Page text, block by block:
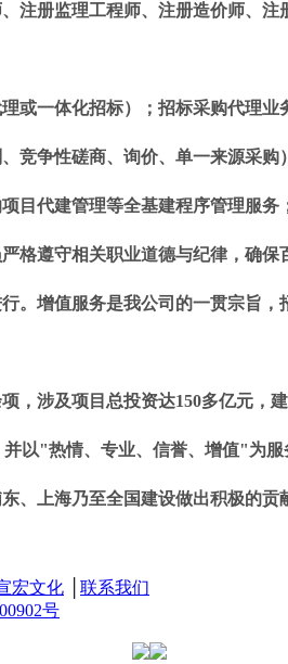
册监理工程师、注册造价师、
一体化招标）；招标采购代理业
竞争性磋商、询价、单一来源采
代建管理等全基建程序管理服务
遵守相关职业道德与纪律，确
。增值服务是我公司的一贯宗旨
涉及项目总投资达150多亿元，建
"热情、专业、信誉、增值"为服
、上海乃至全国建设做出积极的贡
宏文化
联系我们
号